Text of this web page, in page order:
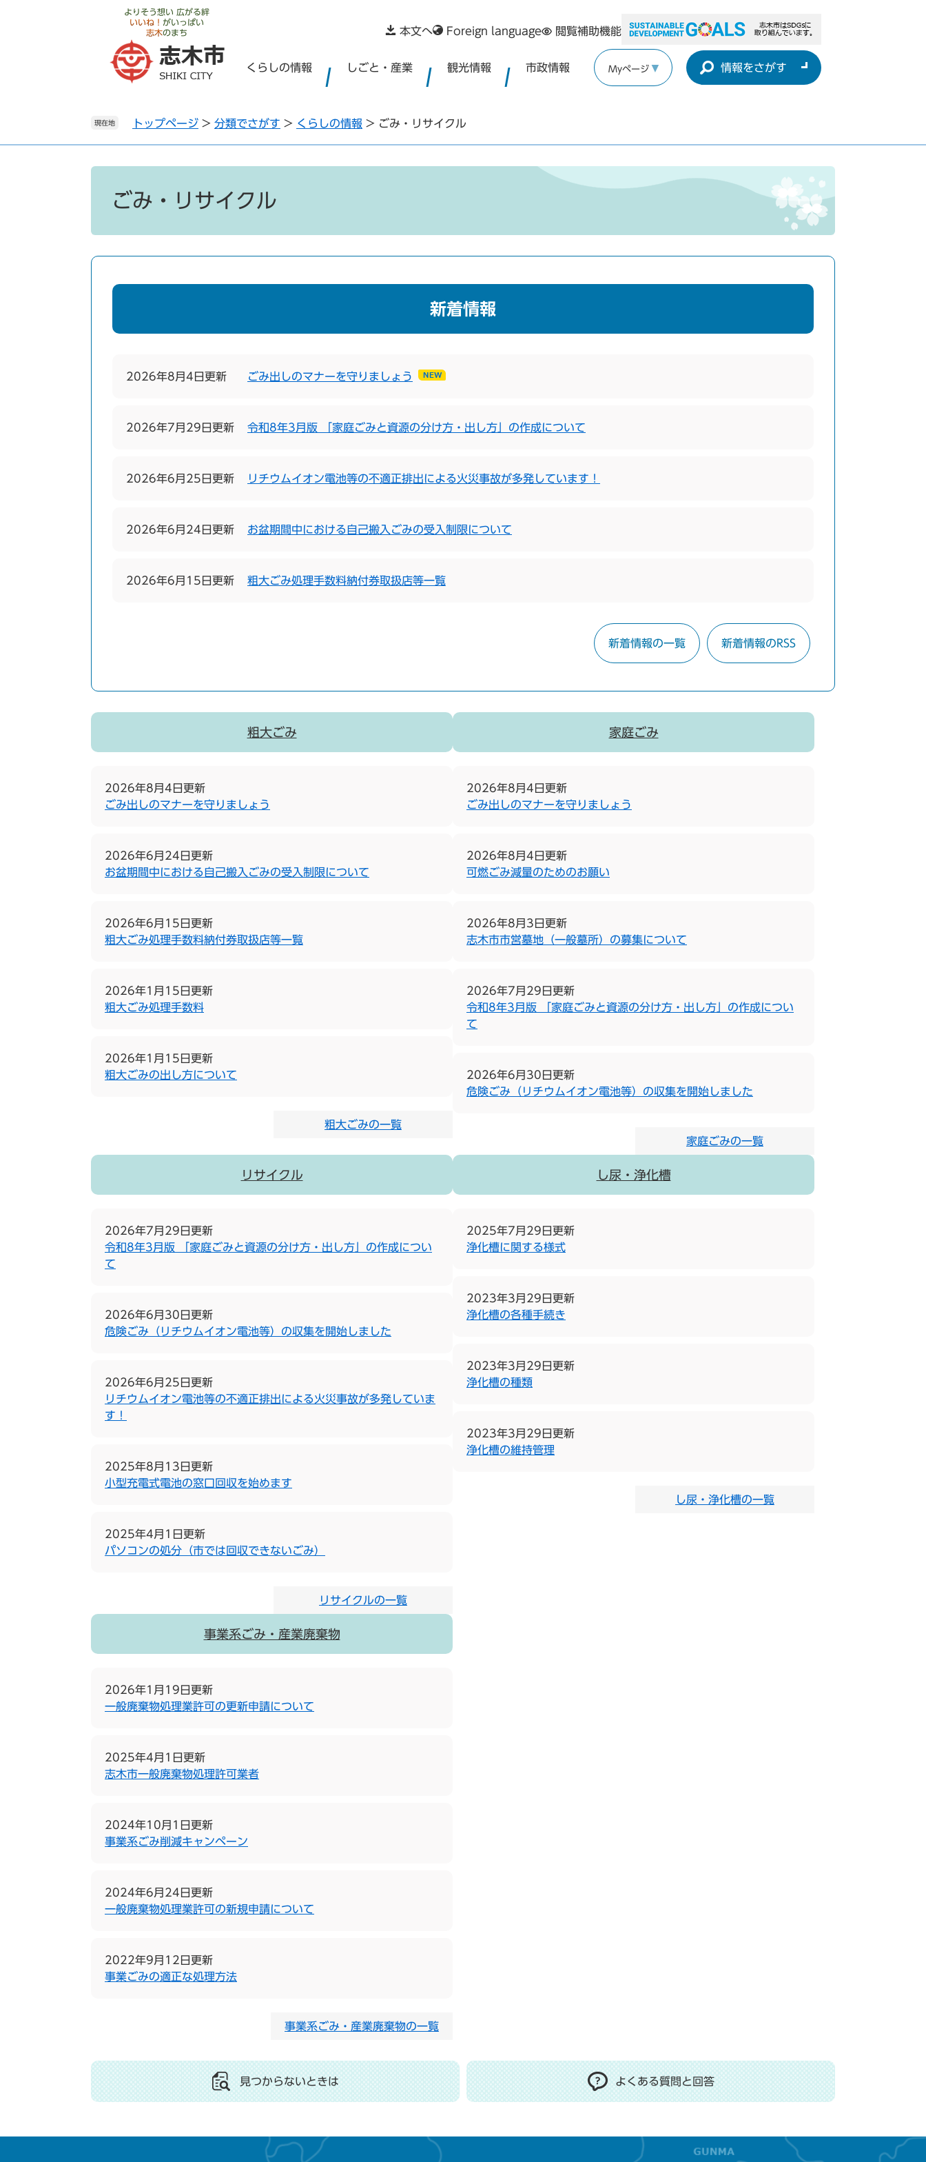
よりそう想い 広がる絆
いいね！ がいっぱい
志木のまち 本文へ Foreign language 閲覧補助機能
くらしの情報 しごと・産業 観光情報 市政情報 Myページ 情報をさがす
現在地 トップページ > 分類でさがす > くらしの情報 > ごみ・リサイクル
ごみ・リサイクル
新着情報
2026年8月4日更新 ごみ出しのマナーを守りましょう
2026年7月29日更新 令和8年3月版 「家庭ごみと資源の分け方・出し方」の作成について
2026年6月25日更新 リチウムイオン電池等の不適正排出による火災事故が多発しています！
2026年6月24日更新 お盆期間中における自己搬入ごみの受入制限について
2026年6月15日更新 粗大ごみ処理手数料納付券取扱店等一覧
新着情報の一覧 新着情報のRSS
粗大ごみ
2026年8月4日更新
ごみ出しのマナーを守りましょう
2026年6月24日更新
お盆期間中における自己搬入ごみの受入制限について
2026年6月15日更新
粗大ごみ処理手数料納付券取扱店等一覧
2026年1月15日更新
粗大ごみ処理手数料
2026年1月15日更新
粗大ごみの出し方について
粗大ごみの一覧
家庭ごみ
2026年8月4日更新
ごみ出しのマナーを守りましょう
2026年8月4日更新
可燃ごみ減量のためのお願い
2026年8月3日更新
志木市市営墓地（一般墓所）の募集について
2026年7月29日更新
令和8年3月版 「家庭ごみと資源の分け方・出し方」の作成につい
て
2026年6月30日更新
危険ごみ（リチウムイオン電池等）の収集を開始しました
家庭ごみの一覧
リサイクル
2026年7月29日更新
令和8年3月版 「家庭ごみと資源の分け方・出し方」の作成につい
て
2026年6月30日更新
危険ごみ（リチウムイオン電池等）の収集を開始しました
2026年6月25日更新
リチウムイオン電池等の不適正排出による火災事故が多発していま
す！
2025年8月13日更新
小型充電式電池の窓口回収を始めます
2025年4月1日更新
パソコンの処分（市では回収できないごみ）
リサイクルの一覧
し尿・浄化槽
2025年7月29日更新
浄化槽に関する様式
2023年3月29日更新
浄化槽の各種手続き
2023年3月29日更新
浄化槽の種類
2023年3月29日更新
浄化槽の維持管理
し尿・浄化槽の一覧
事業系ごみ・産業廃棄物
2026年1月19日更新
一般廃棄物処理業許可の更新申請について
2025年4月1日更新
志木市一般廃棄物処理許可業者
2024年10月1日更新
事業系ごみ削減キャンペーン
2024年6月24日更新
一般廃棄物処理業許可の新規申請について
2022年9月12日更新
事業ごみの適正な処理方法
事業系ごみ・産業廃棄物の一覧
見つからないときは よくある質問と回答